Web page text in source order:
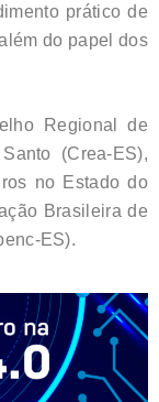
prático de
do papel dos
Regional de
(Crea-ES),
no Estado do
Brasileira de
ES).